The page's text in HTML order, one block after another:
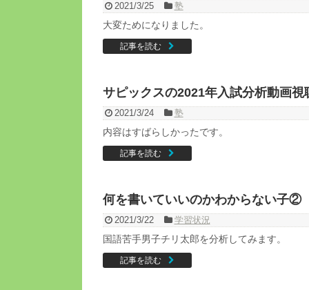
2021/3/25 塾
大変ためになりました。
記事を読む
サピックスの2021年入試分析動画視
2021/3/24 塾
内容はすばらしかったです。
記事を読む
何を書いていいのかわからない子②
2021/3/22 学習状況
国語苦手男子チリ太郎を分析してみます。
記事を読む